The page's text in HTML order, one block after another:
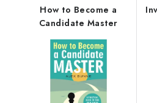
How to Become a
Candidate Master